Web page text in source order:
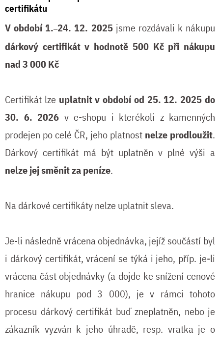
certifikátu
V období 1.–24. 12. 2025 jsme rozdávali k nákupu
dárkový certifikát v hodnotě 500 Kč při nákupu
nad 3 000 Kč
Certifikát lze uplatnit v období od 25. 12. 2025 do
30. 6. 2026 v e-shopu i kterékoli z kamenných
prodejen po celé ČR, jeho platnost nelze prodloužit.
Dárkový certifikát má být uplatněn v plné výši a
nelze jej směnit za peníze.
Na dárkové certifikáty nelze uplatnit sleva.
Je-li následně vrácena objednávka, jejíž součástí byl
i dárkový certifikát, vrácení se týká i jeho, příp. je-li
vrácena část objednávky (a dojde ke snížení cenové
hranice nákupu pod 3 000), je v rámci tohoto
procesu dárkový certifikát buď zneplatněn, nebo je
zákazník vyzván k jeho úhradě, resp. vratka je o